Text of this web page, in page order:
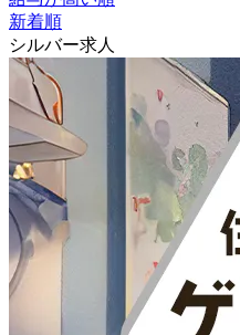
新着順
シルバー求人